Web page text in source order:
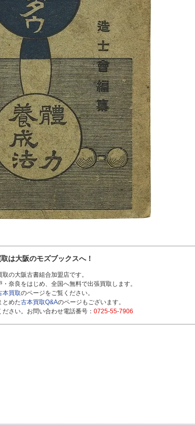
は大阪のモズブックスへ！
の大阪古書組合加盟店です。
奈良をはじめ、全国へ無料で出張買取します。
本買取のページをご覧ください。
とめた古本買取Q&Aのページもございます。
さい。お問い合わせ電話番号： 0725-55-7906